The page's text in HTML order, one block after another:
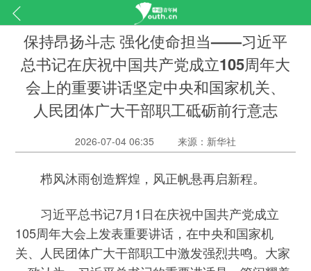
保持昂扬斗志 强化使命担当——习近平
总书记在庆祝中国共产党成立105周年大
会上的重要讲话坚定中央和国家机关、
人民团体广大干部职工砥砺前行意志
2026-07-04 06:35 来源：新华社
栉风沐雨创造辉煌，风正帆悬再启新程。
习近平总书记7月1日在庆祝中国共产党成立
105周年大会上发表重要讲话，在中央和国家机
关、人民团体广大干部职工中激发强烈共鸣。大家